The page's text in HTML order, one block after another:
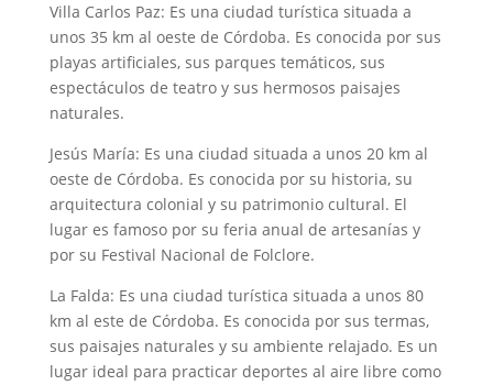
Villa Carlos Paz: Es una ciudad turística situada a
unos 35 km al oeste de Córdoba. Es conocida por sus
playas artificiales, sus parques temáticos, sus
espectáculos de teatro y sus hermosos paisajes
naturales.
Jesús María: Es una ciudad situada a unos 20 km al
oeste de Córdoba. Es conocida por su historia, su
arquitectura colonial y su patrimonio cultural. El
lugar es famoso por su feria anual de artesanías y
por su Festival Nacional de Folclore.
La Falda: Es una ciudad turística situada a unos 80
km al este de Córdoba. Es conocida por sus termas,
sus paisajes naturales y su ambiente relajado. Es un
lugar ideal para practicar deportes al aire libre como